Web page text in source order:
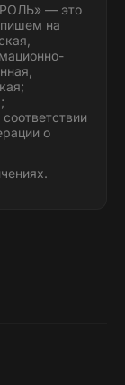
— это
на
о